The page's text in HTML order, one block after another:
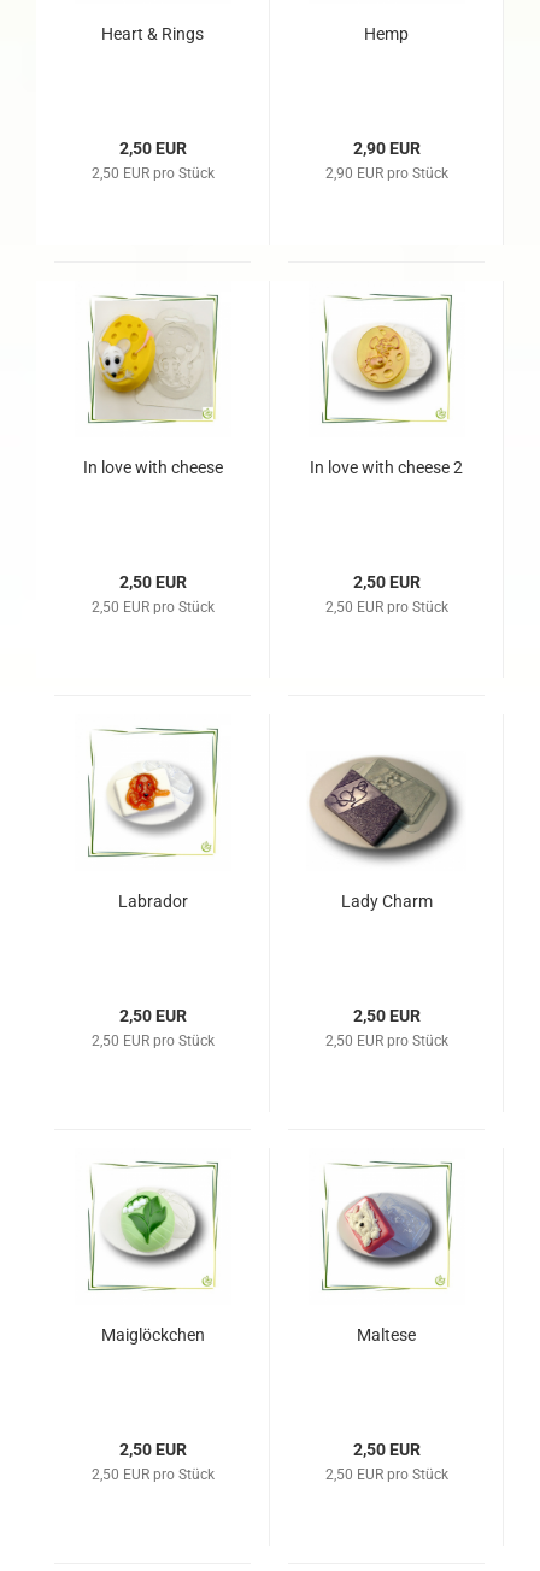
Heart & Rings
2,50 EUR
2,50 EUR pro Stück
Hemp
2,90 EUR
2,90 EUR pro Stück
In love with cheese
2,50 EUR
2,50 EUR pro Stück
In love with cheese 2
2,50 EUR
2,50 EUR pro Stück
Labrador
2,50 EUR
2,50 EUR pro Stück
Lady Charm
2,50 EUR
2,50 EUR pro Stück
Maiglöckchen
2,50 EUR
2,50 EUR pro Stück
Maltese
2,50 EUR
2,50 EUR pro Stück